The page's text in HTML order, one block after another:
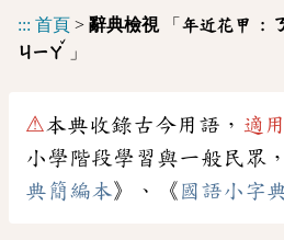
::: 首頁 > 辭典檢視「 年近花甲 :
ㄐㄧㄚ
ˇ
」
⚠本典收錄古今用語， 適
小學階段學習與一般民眾
典簡編本》、《 國語小字